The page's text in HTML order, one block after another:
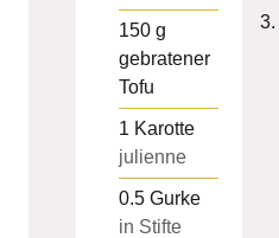
150 g
gebratener
Tofu
1 Karotte
julienne
0.5 Gurke
in Stifte